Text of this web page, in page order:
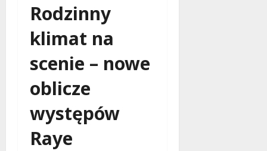
Rodzinny
klimat na
scenie – nowe
oblicze
występów
Raye